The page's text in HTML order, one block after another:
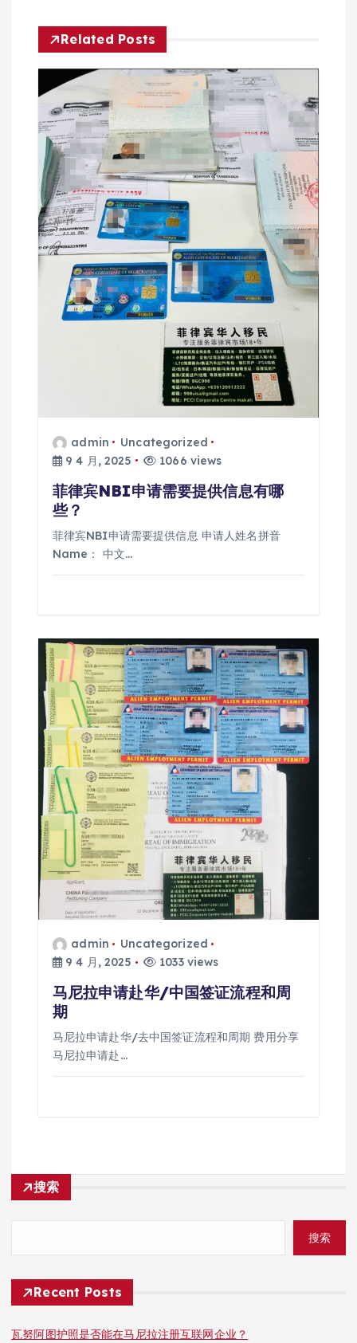
航
Related Posts
admin
Uncategorized
9 4 月, 2025
1066 views
菲律宾NBI申请需要提供信息有哪
些？
菲律宾NBI申请需要提供信息 申请人姓名拼音
Name： 中文…
admin
Uncategorized
9 4 月, 2025
1033 views
马尼拉申请赴华/中国签证流程和周
期
马尼拉申请赴华/去中国签证流程和周期 费用分享
马尼拉申请赴…
搜索
搜索
Recent Posts
瓦努阿图护照是否能在马尼拉注册互联网企业？